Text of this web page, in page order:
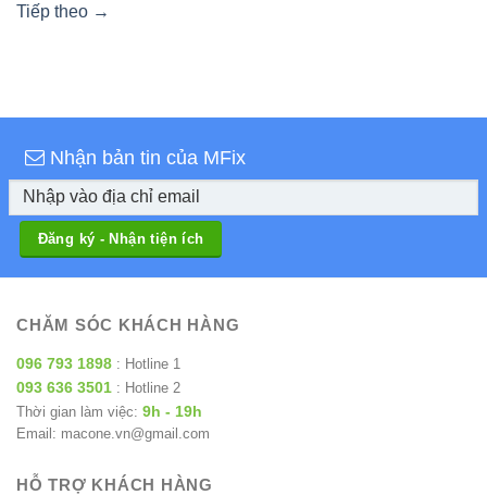
Tiếp theo →
Nhận bản tin của MFix
CHĂM SÓC KHÁCH HÀNG
096 793 1898 : Hotline 1
093 636 3501 : Hotline 2
Thời gian làm việc: 9h - 19h
Email: macone.vn@gmail.com
HỖ TRỢ KHÁCH HÀNG